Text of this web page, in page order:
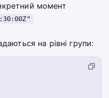
момент
на рівні групи: